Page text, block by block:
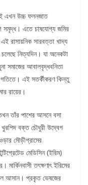
এখন উচ্চ ফলনজাত
সমৃদ্ধ। এতে চাষযোগ্য জমির
রাসায়নিক সারবত্তা খাদ্য
নিত্যদিন। যা অনেকটা
সমাজের আবালবৃদ্ধবনিতা
গতিতে। এই সতর্কীকরণ কিন্তু
রায়ের।
তাঁর পাশের আসনে বসা
খুরশিদ বক্ত চৌধুরী উদ্বেগ
মৌড়ীগ্রামের
মেডিসিন (ইরিম)
মার্কিনবাসী তৎক্ষণাৎ ইরিমের
আসান। প্রকৃত ভেষজের